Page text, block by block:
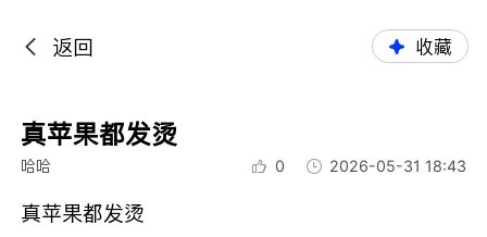
返回 收藏
真苹果都发烫
哈哈 0 2026-05-31 18:43
真苹果都发烫